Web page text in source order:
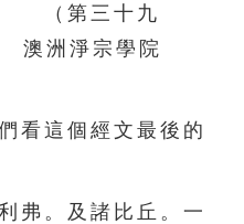
（第三十九
洲淨宗學院
這個經文最後的
。及諸比丘。一